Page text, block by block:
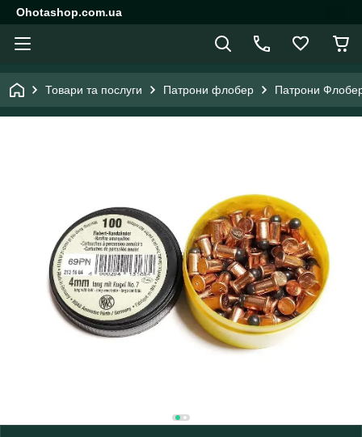
Ohotashop.com.ua
Товари та послуги Патрони флобер Патрони